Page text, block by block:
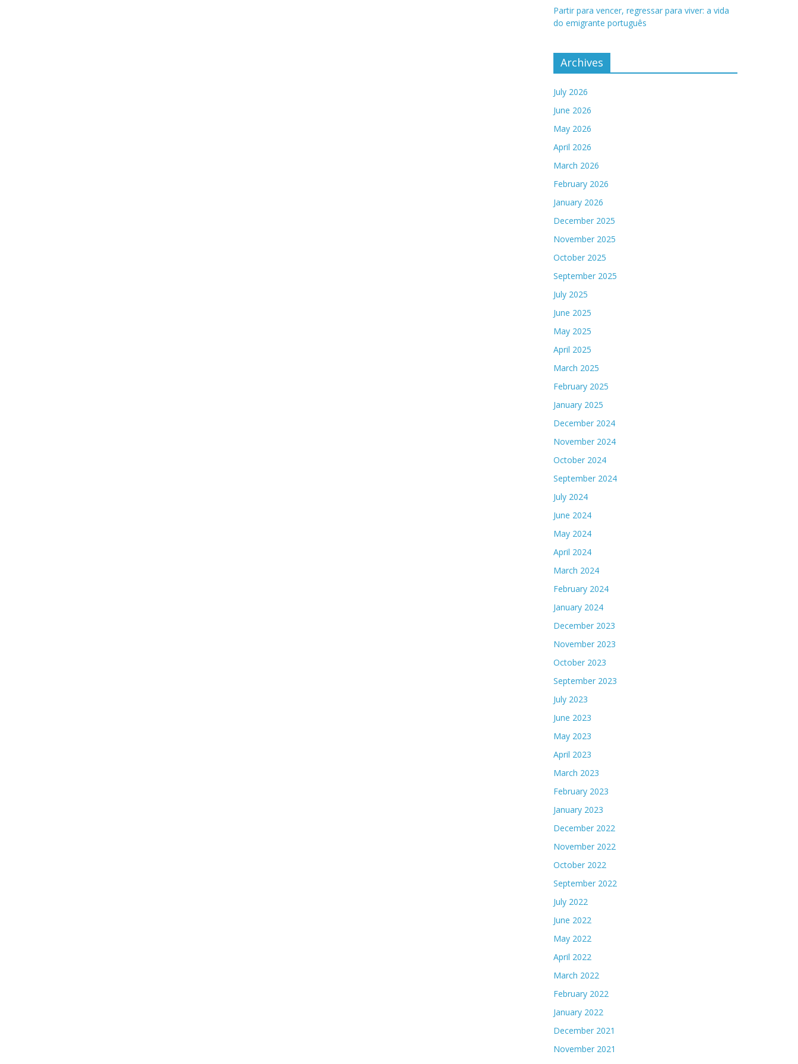
Partir para vencer, regressar para viver: a vida
do emigrante português
Archives
July 2026
June 2026
May 2026
April 2026
March 2026
February 2026
January 2026
December 2025
November 2025
October 2025
September 2025
July 2025
June 2025
May 2025
April 2025
March 2025
February 2025
January 2025
December 2024
November 2024
October 2024
September 2024
July 2024
June 2024
May 2024
April 2024
March 2024
February 2024
January 2024
December 2023
November 2023
October 2023
September 2023
July 2023
June 2023
May 2023
April 2023
March 2023
February 2023
January 2023
December 2022
November 2022
October 2022
September 2022
July 2022
June 2022
May 2022
April 2022
March 2022
February 2022
January 2022
December 2021
November 2021